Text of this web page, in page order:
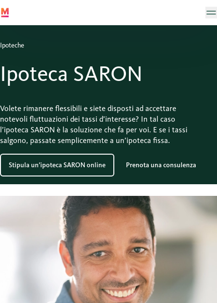
Ipoteche
Ipoteca SARON
Volete rimanere flessibili e siete disposti ad accettare
notevoli fluttuazioni dei tassi d’interesse? In tal caso
l’ipoteca SARON è la soluzione che fa per voi. E se i tassi
salgono, passate semplicemente a un’ipoteca fissa.
Stipula un’ipoteca SARON online Prenota una consulenza